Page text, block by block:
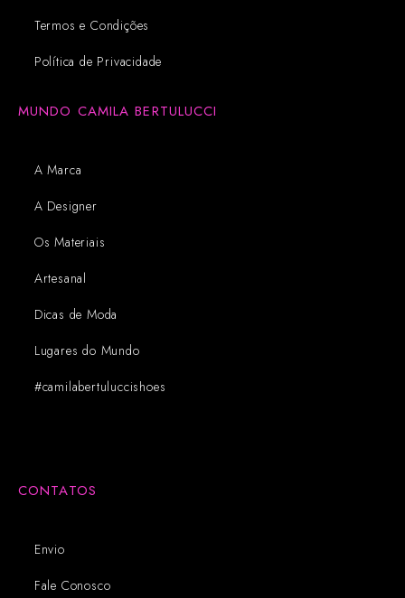
Termos e Condições
Política de Privacidade
MUNDO CAMILA BERTULUCCI
A Marca
A Designer
Os Materiais
Artesanal
Dicas de Moda
Lugares do Mundo
#camilabertuluccishoes
CONTATOS
Envio
Fale Conosco